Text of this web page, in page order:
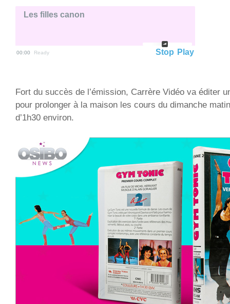
Les filles canon
00:00 Ready Play
Stop
Fort du succès de l’émission, Carrère Vidéo va éditer
pour prolonger à la maison les cours du dimanche
d’1h30 environ.